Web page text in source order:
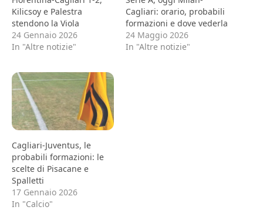
Kilicsoy e Palestra
stendono la Viola
24 Gennaio 2026
In "Altre notizie"
Cagliari: orario, probabili
formazioni e dove vederla
24 Maggio 2026
In "Altre notizie"
Cagliari-Juventus, le
probabili formazioni: le
scelte di Pisacane e
Spalletti
17 Gennaio 2026
In "Calcio"